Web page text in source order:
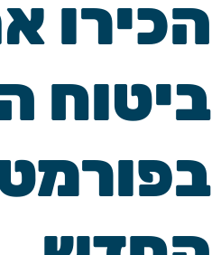
הכירו
ביטוח